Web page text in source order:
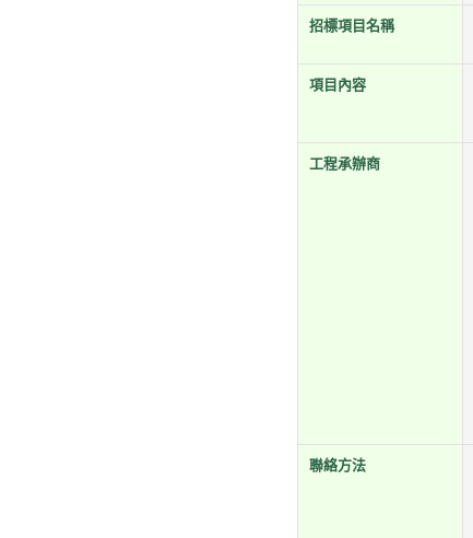
招標項目名稱
項目內容
工程承辦商
聯絡方法